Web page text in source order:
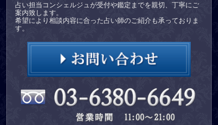
占い担当コンシェルジュが受付や鑑定までを親切、丁寧にご
案内致します。
希望により相談内容に合った占い師のご紹介も承っておりま
す。